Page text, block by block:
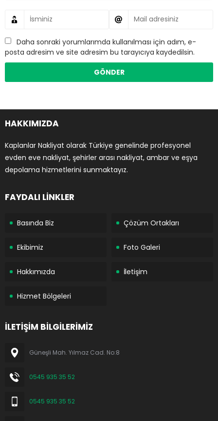
Daha sonraki yorumlarımda kullanılması için adım, e-
posta adresim ve site adresim bu tarayıcıya kaydedilsin.
HAKKIMIZDA
Kaplanlar Nakliyat olarak Türkiye genelinde profesyonel
evden eve nakliyat, şehirler arası nakliyat, ambar ve eşya
depolama hizmetlerini sunmaktayız.
FAYDALI LİNKLER
Basında Biz Çözüm Ortakları
Ekibimiz Foto Galeri
Hakkımızda İletişim
Hizmet Bölgeleri
İLETİŞİM BİLGİLERİMİZ
Güneşli Mah. Yılmaz Cad. No:8
0545 935 35 52
0545 935 35 52